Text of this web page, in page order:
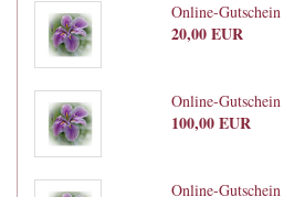
Online-
20,00 EUR
Online-
100,00 EUR
Online-